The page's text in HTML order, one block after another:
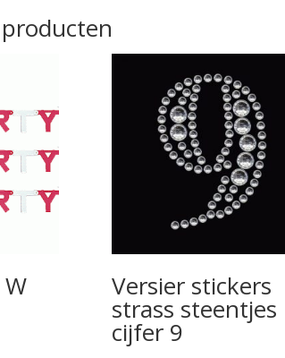
Versier stickers
strass steentjes
cijfer 9